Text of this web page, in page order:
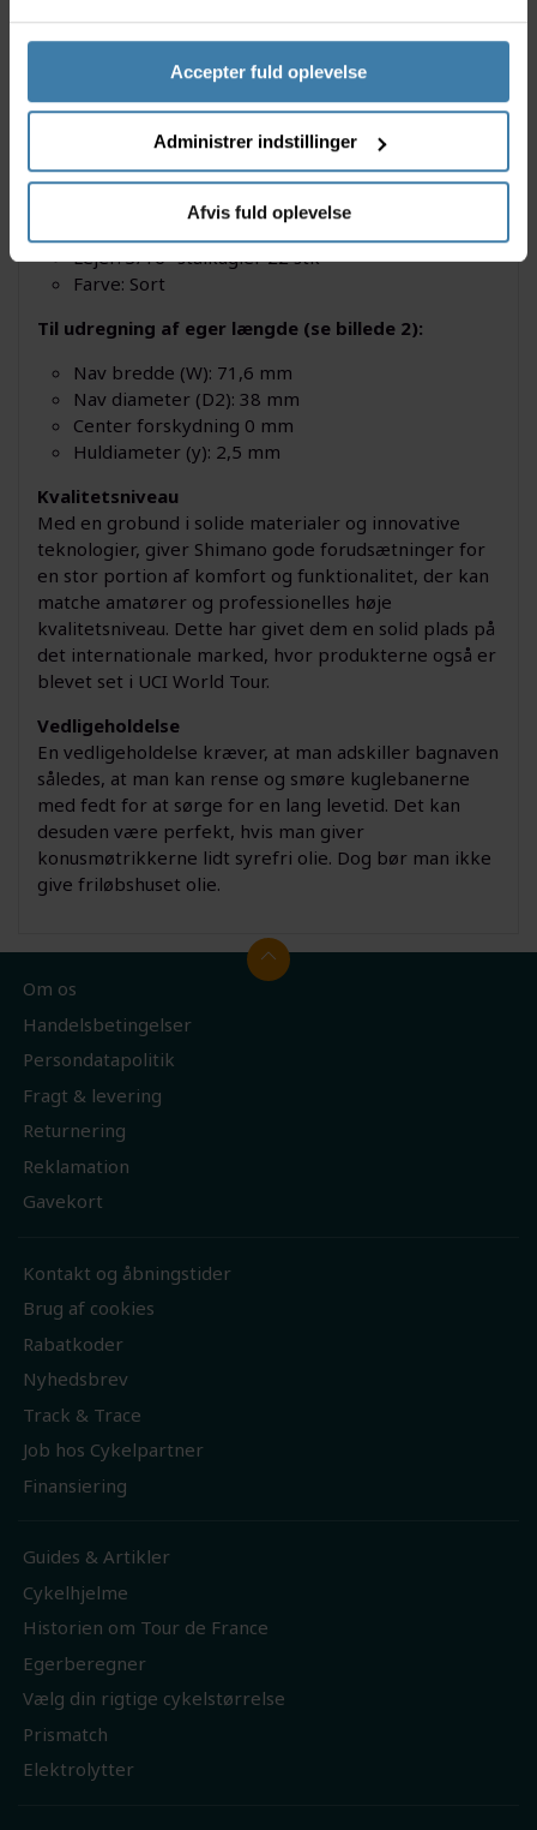
Accepter fuld oplevelse
Administrer indstillinger
Afvis fuld oplevelse
Shimano Sora fornav model HB-RS300-BAL
Modelår 2018
Beregnet til cykler med fælgbremse
Aluminiums nav med forseglede lejer
Indbygnings bredde 100mm
Flange afstand 71,6 mm
Navet fastgøres med Quick Release aksel 133mm
lang med aluminiums greb og stål stikaksel
Lejer: 3/16" stålkugler 22 stk
Farve: Sort
Til udregning af eger længde (se billede 2):
Nav bredde (W): 71,6 mm
Nav diameter (D2): 38 mm
Center forskydning 0 mm
Huldiameter (y): 2,5 mm
Kvalitetsniveau
Med en grobund i solide materialer og innovative
teknologier, giver Shimano gode forudsætninger for
en stor portion af komfort og funktionalitet, der kan
matche amatører og professionelles høje
kvalitetsniveau. Dette har givet dem en solid plads på
det internationale marked, hvor produkterne også er
blevet set i UCI World Tour.
Vedligeholdelse
En vedligeholdelse kræver, at man adskiller bagnaven
således, at man kan rense og smøre kuglebanerne
med fedt for at sørge for en lang levetid. Det kan
desuden være perfekt, hvis man giver
konusmøtrikkerne lidt syrefri olie. Dog bør man ikke
give friløbshuset olie.
Om os
Handelsbetingelser
Persondatapolitik
Fragt & levering
Returnering
Reklamation
Gavekort
Kontakt og åbningstider
Brug af cookies
Rabatkoder
Nyhedsbrev
Track & Trace
Job hos Cykelpartner
Finansiering
Guides & Artikler
Cykelhjelme
Historien om Tour de France
Egerberegner
Vælg din rigtige cykelstørrelse
Prismatch
Elektrolytter